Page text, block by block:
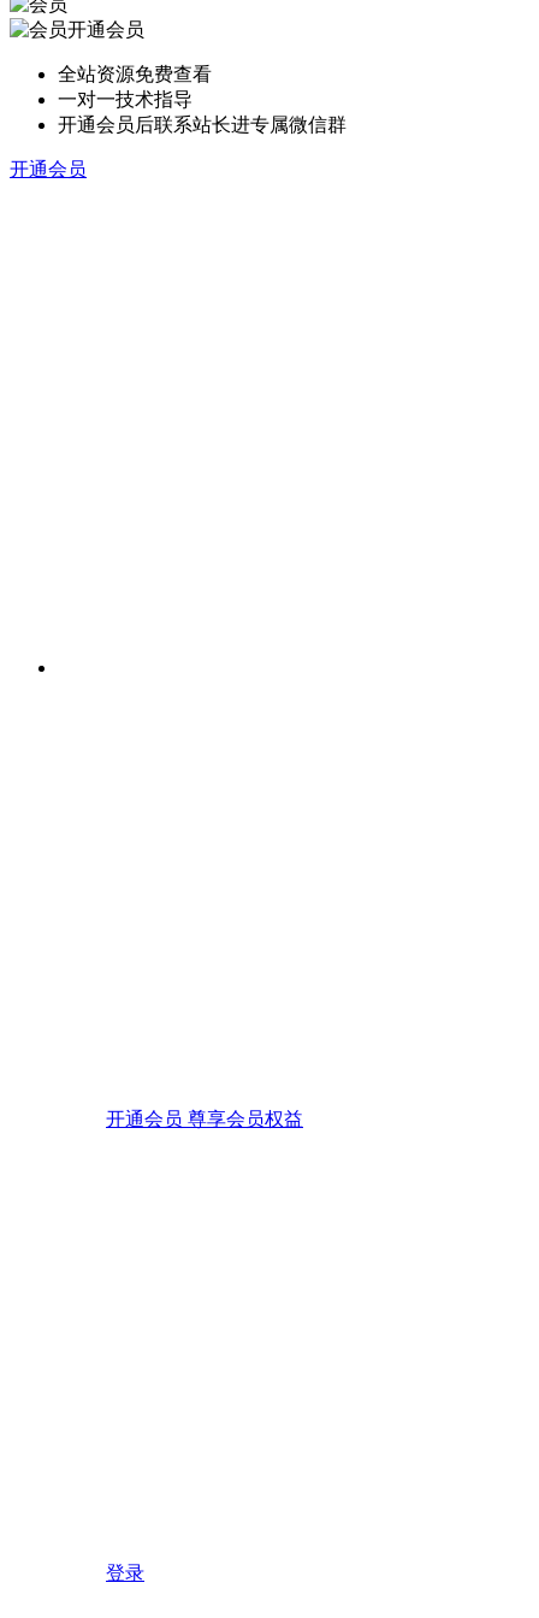
开通会员
全站资源免费查看
一对一技术指导
开通会员后联系站长进专属微信群
开通会员
开通会员 尊享会员权益
登录